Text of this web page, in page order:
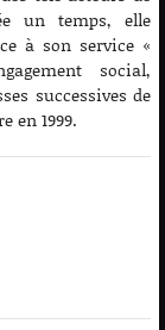
un temps, elle
à son service «
social,
successives de
en 1999.